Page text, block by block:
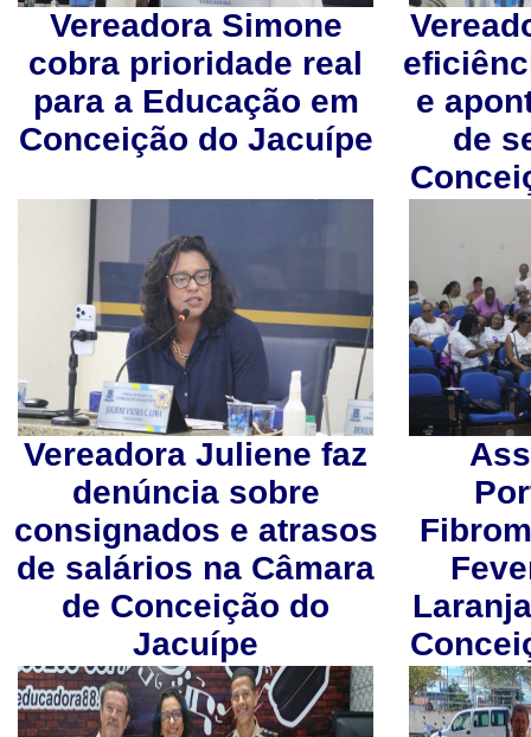
Vereadora Simone
cobra prioridade real
para a Educação em
Conceição do Jacuípe
e
de
Vereadora Juliene faz
denúncia sobre
consignados e atrasos
de salários na Câmara
de Conceição do
Jacuípe